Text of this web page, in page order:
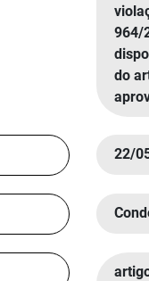
964/
do
22/